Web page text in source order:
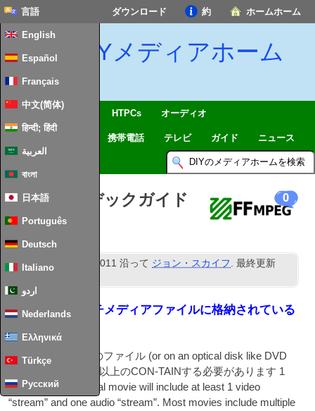
ホームホーム
約
ダウンロード
言語
English
Español
Français
中文(简体)
हिन्दी; हिंदी
العربية
বাংলা
日本語
Português
Deutsch
Italiano
اردو
Nederlands
Ελληνικά
Türkçe
Русский
DIYメディアホーム
SmartHome & IoTを HTPCs オーディオ
携帯電話 テレビ ガイド ニュース
0
究極のコーデックガイド
公開済み23 六月 2011 沿って ジョン・スカイフ. 最終更新
データは、マルチメディアファイルに格納されている
コンピューター上のファイル (or on an optic­al disk like DVD
またはブルーレイ) 以上のCON-TAINする必要があります 1
type of data. A typ­ic­al movie will include at least 1video
“stream” and one audio “stream”. Most movies include mul­tiple